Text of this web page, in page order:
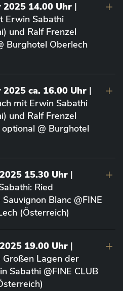
2025 14.00 Uhr |
Erwin Sabathi
und Ralf Frenzel
Burghotel Oberlech
ca. 16.00 Uhr |
mit Erwin Sabathi
und Ralf Frenzel
@ Burghotel
15.30 Uhr |
Ried
Blanc @FINE
(Österreich)
19.00 Uhr |
Lagen der
Sabathi @FINE CLUB